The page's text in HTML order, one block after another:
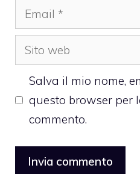
Email
Sito
web
Salva il mio nome,
questo browser per
commento.